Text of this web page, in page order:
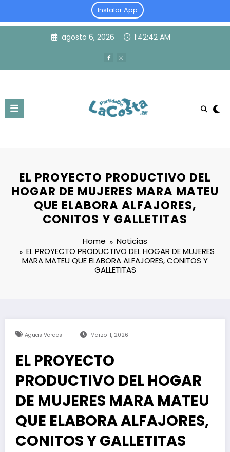
Instalar App
agosto 6, 2026 1:42:42 AM
EL PROYECTO PRODUCTIVO DEL
HOGAR DE MUJERES MARA MATEU
QUE ELABORA ALFAJORES,
CONITOS Y GALLETITAS
Home
Noticias
EL PROYECTO PRODUCTIVO DEL HOGAR DE MUJERES
MARA MATEU QUE ELABORA ALFAJORES, CONITOS Y
GALLETITAS
Aguas Verdes Marzo 11, 2026
EL PROYECTO
PRODUCTIVO DEL HOGAR
DE MUJERES MARA MATEU
QUE ELABORA ALFAJORES,
CONITOS Y GALLETITAS